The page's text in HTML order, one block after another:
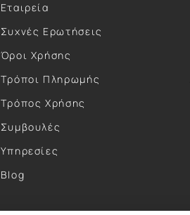
Εταιρεία
Συχνές Ερωτήσεις
Όροι Χρήσης
Τρόποι Πληρωμής
Τρόπος Χρήσης
Συμβουλές
Υπηρεσίες
Blog